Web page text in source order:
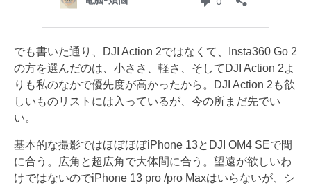
でも書いた通り、DJI Action 2ではなくて、Insta360 Go 2
の方を選んだのは、小ささ、軽さ、そしてDJI Action 2よ
りも私のなかで優先度が高かったから。DJI Action 2も欲
しいものリストには入っているが、今の所まだ先でい
い。
基本的な撮影ではほぼほぼiPhone 13とDJI OM4 SEで間
に合う。広角と超広角で大体間に合う。望遠が欲しいわ
けではないのでiPhone 13 pro /pro Maxはいらないが、シ